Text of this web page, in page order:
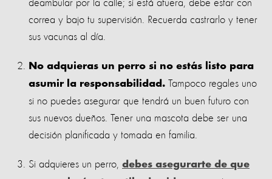
deambular por la calle; si está afuera, debe estar con
correa y bajo tu supervisión. Recuerda castrarlo y tener
sus vacunas al día.
No adquieras un perro si no estás listo para
asumir la responsabilidad. Tampoco regales uno
si no puedes asegurar que tendrá un buen futuro con
sus nuevos dueños. Tener una mascota debe ser una
decisión planificada y tomada en familia.
Si adquieres un perro, debes asegurarte de que